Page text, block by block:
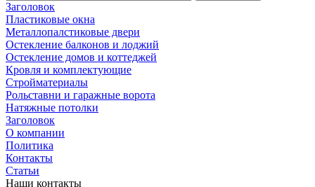
Заголовок
Пластиковые окна
Металлопалстиковые двери
Остекление балконов и лоджий
Остекление домов и коттеджей
Кровля и комплектующие
Стройматериалы
Рольставни и гаражные ворота
Натяжные потолки
Заголовок
О компании
Политика
Контакты
Статьи
Наши контакты